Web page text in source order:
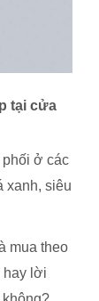
tại cửa
ở các
xanh, siêu
mua theo
hay lời